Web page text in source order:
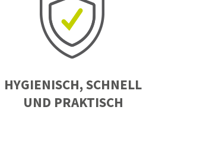
HYGIENISCH, SCHNELL
UND PRAKTISCH